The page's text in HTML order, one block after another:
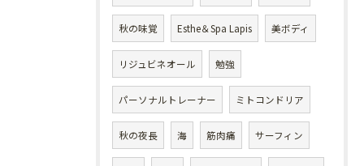
秋の味覚 Esthe＆Spa Lapis 美ボディ
リジュビネオール 勉強
パーソナルトレーナー ミトコンドリア
秋の夜長 海 筋肉痛 サーフィン